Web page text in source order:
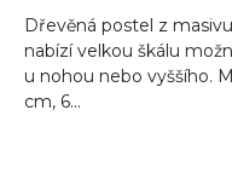
Dřevěná postel z
nabízí velkou škálu
u nohou nebo vyššího.
cm, 6...